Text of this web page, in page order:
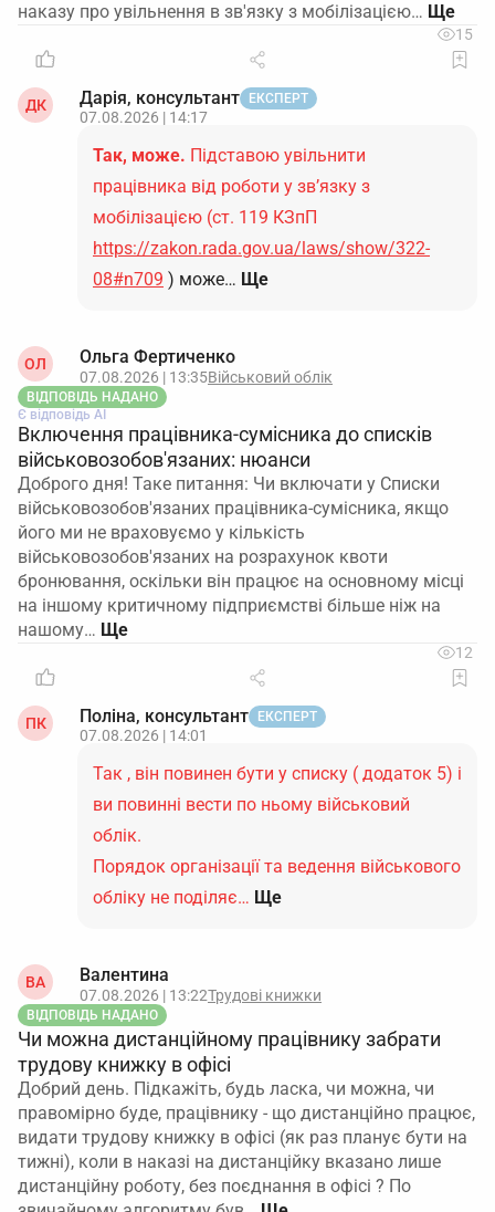
наказу про увільнення в зв'язку з мобілізацією…
15
ДК Дарія, консультант ЕКСПЕРТ
07.08.2026 | 14:17
Так, може. Підставою увільнити
працівника від роботи у зв’язку з
мобілізацією (ст. 119 КЗпП
https://zakon.rada.gov.ua/laws/show/322-
08#n709 ) може… Ще
ОЛ Ольга Фертиченко
07.08.2026 | 13:35Військовий облік
ВІДПОВІДЬ НАДАНО
Є відповідь АІ
Включення працівника-сумісника до списків
військовозобов'язаних: нюанси
Доброго дня! Таке питання: Чи включати у Списки
військовозобов'язаних працівника-сумісника, якщо
його ми не враховуємо у кількість
військовозобов'язаних на розрахунок квоти
бронювання, оскільки він працює на основному місці
на іншому критичному підприємстві більше ніж на
нашому…
12
ПК Поліна, консультант ЕКСПЕРТ
07.08.2026 | 14:01
Так , він повинен бути у списку ( додаток 5) і
ви повинні вести по ньому військовий
облік.
Порядок організації та ведення військового
обліку не поділяє… Ще
ВА Валентина
07.08.2026 | 13:22Трудові книжки
ВІДПОВІДЬ НАДАНО
Чи можна дистанційному працівнику забрати
трудову книжку в офісі
Добрий день. Підкажіть, будь ласка, чи можна, чи
правомірно буде, працівнику - що дистанційно працює,
видати трудову книжку в офісі (як раз планує бути на
тижні), коли в наказі на дистанційку вказано лише
дистанційну роботу, без поєднання в офісі ? По